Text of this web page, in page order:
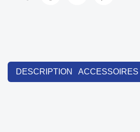
DESCRIPTION ACCESSOIRES